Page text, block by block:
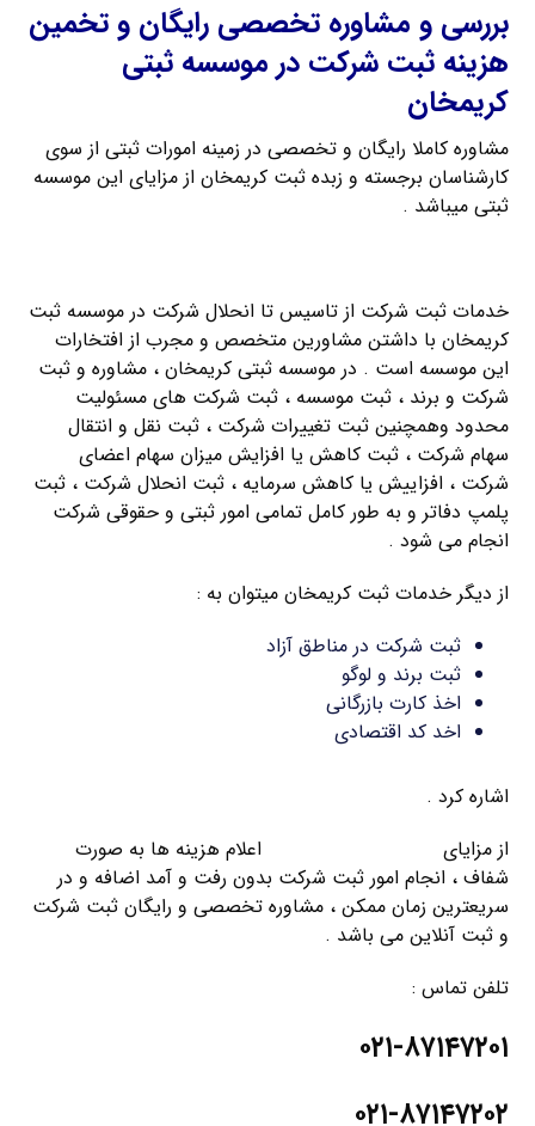
بررسی و مشاوره تخصصی رایگان و تخمین
هزینه ثبت شرکت در موسسه ثبتی
کریمخان
مشاوره کاملا رایگان و تخصصی در زمینه امورات ثبتی از سوی
کارشناسان برجسته و زبده ثبت کریمخان از مزایای این موسسه
ثبتی میباشد .
خدمات ثبت شرکت از تاسیس تا انحلال شرکت در موسسه ثبت
کریمخان با داشتن مشاورین متخصص و مجرب از افتخارات
این موسسه است . در موسسه ثبتی کریمخان ، مشاوره و ثبت
شرکت و برند ، ثبت موسسه ، ثبت شرکت های مسئولیت
محدود وهمچنین ثبت تغییرات شرکت ، ثبت نقل و انتقال
سهام شرکت ، ثبت کاهش یا افزایش میزان سهام اعضای
شرکت ، افزاییش یا کاهش سرمایه ، ثبت انحلال شرکت ، ثبت
پلمپ دفاتر و به طور کامل تمامی امور ثبتی و حقوقی شرکت
انجام می شود .
از دیگر خدمات ثبت کریمخان میتوان به :
ثبت شرکت در مناطق آزاد
ثبت برند و لوگو
اخذ کارت بازرگانی
اخد کد اقتصادی
اشاره کرد .
از مزایای
اعلام هزینه ها به صورت
شفاف ، انجام امور ثبت شرکت بدون رفت و آمد اضافه و در
سریعترین زمان ممکن ، مشاوره تخصصی و رایگان ثبت شرکت
و ثبت آنلاین می باشد .
تلفن تماس :
۰۲۱-۸۷۱۴۷۲۰۱
۰۲۱-۸۷۱۴۷۲۰۲